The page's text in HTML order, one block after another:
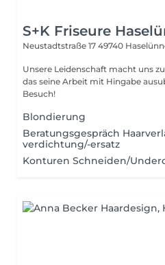
S+K Friseure
Neustadtstraße 17 49740
Unsere Leidenschaft macht uns
das seine Arbeit mit Hingabe
Besuch!
Blondierung
Beratungsgespräch
verdichtung/-ersatz
Konturen Schneiden/